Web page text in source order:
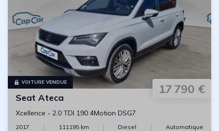
VOITURE VENDUE 17 790 €
Seat Ateca
Xcellence - 2.0 TDI 190 4Motion DSG7
2017 111195km Diesel Automatique